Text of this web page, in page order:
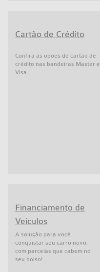
Cartão de Crédito
Confira as opões de cartão de
crédito nas bandeiras Master e
Visa.
Financiamento de
Veículos
A solução para você
conquistar seu carro novo,
com parcelas que cabem no
seu bolso!